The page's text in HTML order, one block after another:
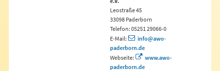
Leostraße 45
33098 Paderborn
Telefon: 05251 29066-0
E-Mail:
info@awo-
paderborn.de
Webseite:
www.awo-
paderborn.de